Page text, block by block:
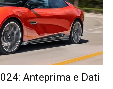
Anteprima e Dati